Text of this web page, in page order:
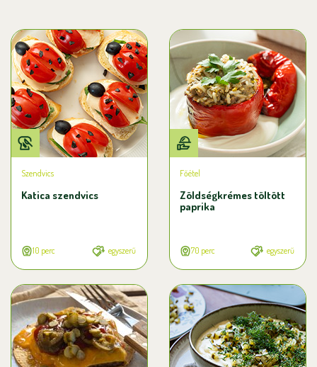
Szendvics
Katica szendvics
10 perc egyszerű
Főétel
Zöldségkrémes töltött
paprika
70 perc egyszerű